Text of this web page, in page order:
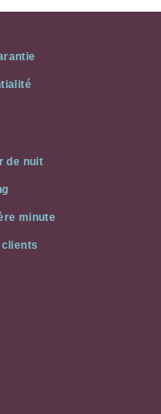
de nuit
minute